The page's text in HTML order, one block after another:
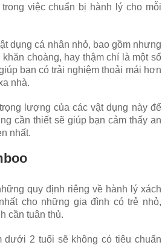
việc chuẩn bị hành lý cho mỗi
dụng cá nhân nhỏ, bao gồm nhưng
choàng, hay thậm chí là một số
bạn có trải nghiệm thoải mái hơn
nhà.
lượng của các vật dụng này để
cần thiết sẽ giúp bạn cảm thấy an
nhất.
quy định riêng về hành lý xách
cho những gia đình có trẻ nhỏ,
cần tuân thủ.
dưới 2 tuổi sẽ không có tiêu chuẩn